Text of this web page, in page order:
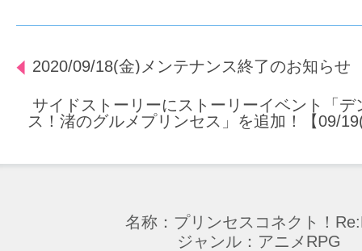
2020/09/18(金)メンテナンス終了のお知らせ
サイドストーリーにストーリーイベント「デ
ス！渚のグルメプリンセス」を追加！【09/
名称：プリンセスコネクト！
ジャンル：アニメRPG